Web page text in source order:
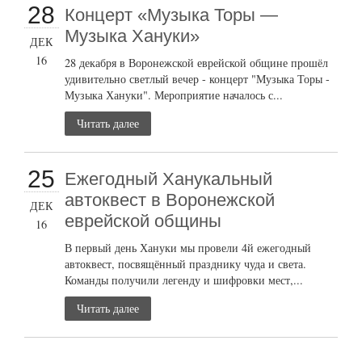
28
ДЕК
16
Концерт «Музыка Торы —
Музыка Хануки»
28 декабря в Воронежской еврейской общине прошёл
удивительно светлый вечер - концерт "Музыка Торы -
Музыка Хануки". Мероприятие началось с...
Читать далее
25
ДЕК
16
Ежегодный Ханукальный
автоквест в Воронежской
еврейской общины
В первый день Хануки мы провели 4й ежегодный
автоквест, посвящённый празднику чуда и света.
Команды получили легенду и шифровки мест,...
Читать далее